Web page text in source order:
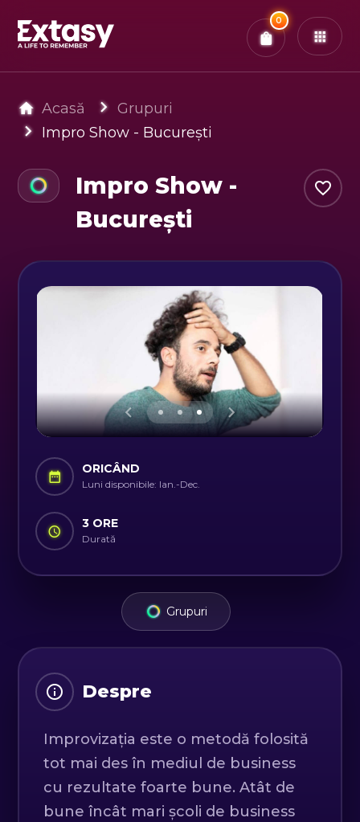
0
x0 Bilete Confirmă & Plătește
Acasă
Grupuri
Impro Show - București
Impro Show -
București
ORICÂND
Luni disponibile: Ian.-Dec.
3 ORE
Durată
Grupuri
Despre
Improvizația este o metodă folosită
tot mai des în mediul de business
cu rezultate foarte bune. Atât de
bune încât mari școli de business